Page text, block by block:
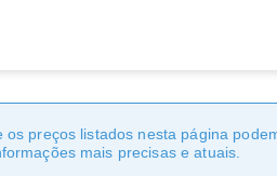
os preços listados nesta página
mais precisas e atuais.